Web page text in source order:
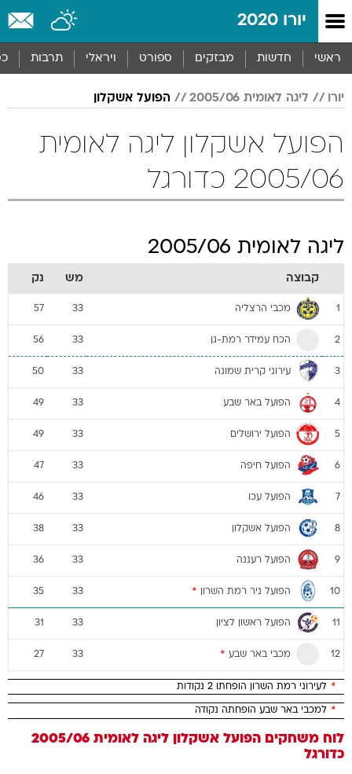
יורו 2020
ראשי חדשות מבזקים ספורט ויראלי תרבות
יורו ליגה לאומית 2005/06 הפועל אשקלון
הפועל אשקלון ליגה לאומית
2005/06 כדורגל
ליגה לאומית 2005/06
קבוצה מש נק
1 מכבי הרצליה 33
57
2 הכח עמידר רמת-גן 33
56
3 עירוני קרית שמונה 33
50
4 הפועל באר שבע 33
49
5 הפועל ירושלים 33
49
6 הפועל חיפה 33
47
7 הפועל עכו 33
46
8 הפועל אשקלון 33
38
9 הפועל רעננה 33
36
10 הפועל ניר רמת השרון *
33
35
11 הפועל ראשון לציון 33
31
12 מכבי באר שבע *
33
27
* לעירוני רמת השרון הופחתו 2 נקודות
* למכבי באר שבע הופחתה נקודה
לוח משחקים הפועל אשקלון
ליגה לאומית 2005/06
כדורגל